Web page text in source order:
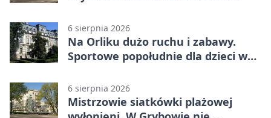
6 sierpnia 2026
Na Orliku dużo ruchu i zabawy.
Sportowe popołudnie dla dzieci w
6 sierpnia 2026
Mistrzowie siatkówki plażowej